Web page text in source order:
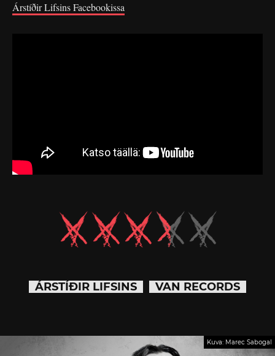
Árstíðir Lifsins Facebookissa
ÁRSTÍÐIR LIFSINS VAN RECORDS
Kuva: Marec Sabogal